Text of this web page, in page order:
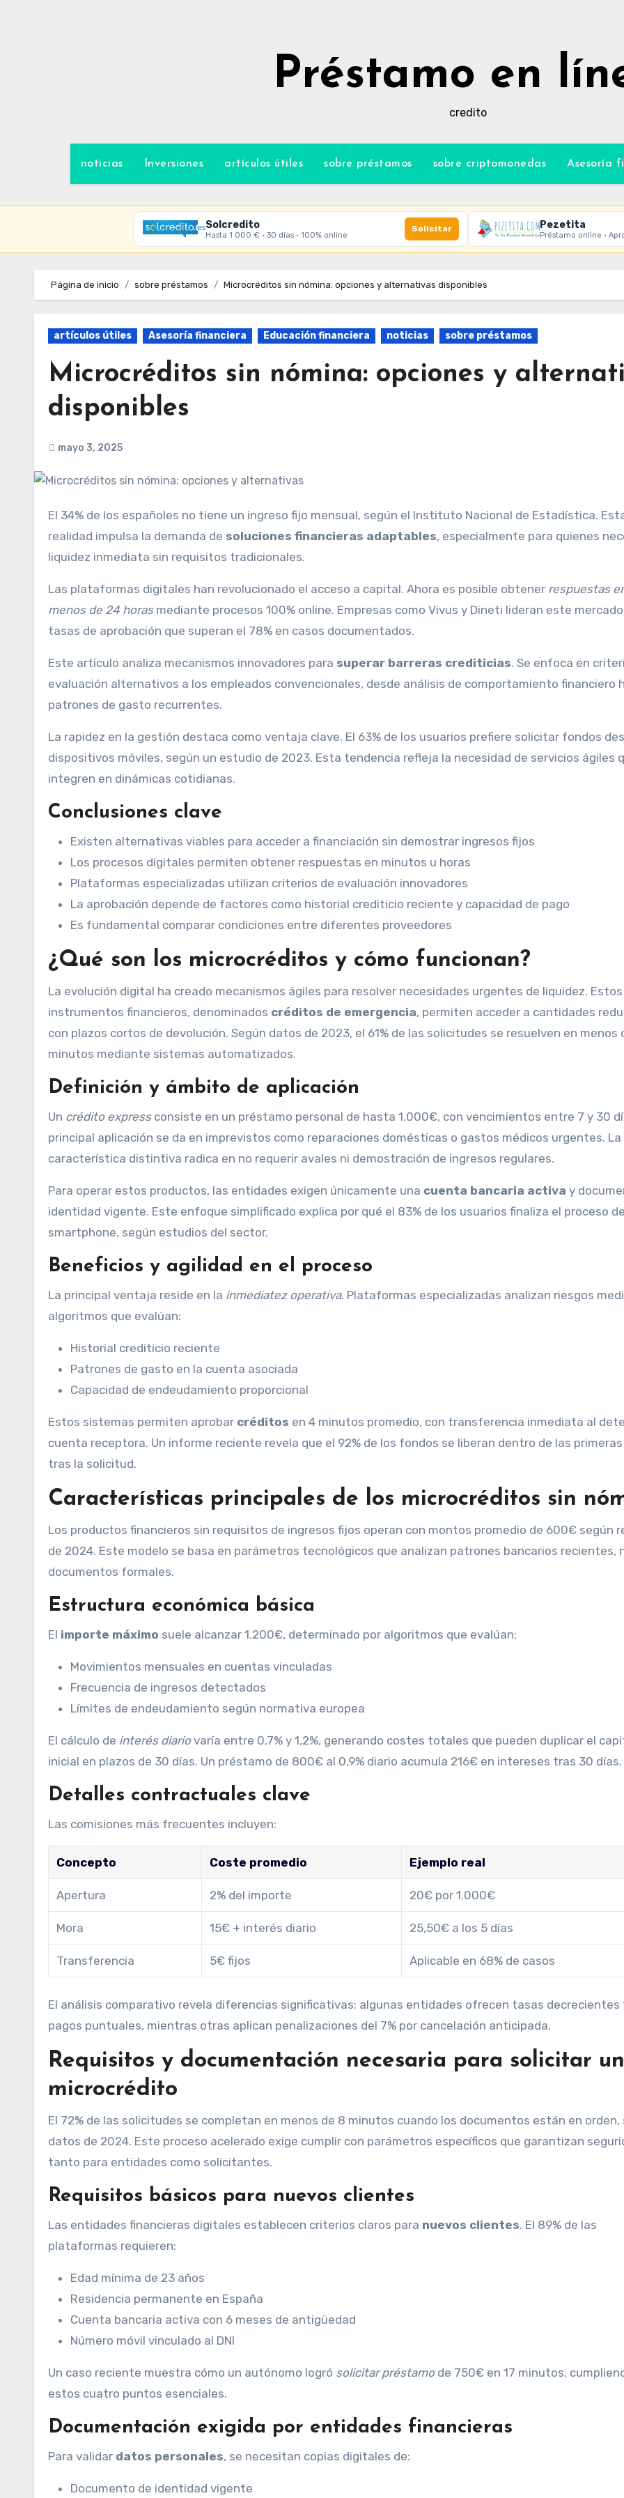
Préstamo en
credito
noticias Inversiones artículos útiles sobre préstamos sobre criptomonedas Asesoría
Solcredito
Hasta 1 000 € · 30 días · 100% online
Solicitar Pezetita
Préstamo online ·
Página de inicio sobre préstamos Microcréditos sin nómina: opciones y alternativas disponibles
artículos útiles Asesoría financiera Educación financiera noticias sobre préstamos
Microcréditos sin nómina: opciones y
disponibles
mayo 3, 2025
El 34% de los españoles no tiene un ingreso fijo mensual, según el Instituto Nacional de Estadística. Esta
realidad impulsa la demanda de soluciones financieras adaptables, especialmente para quienes
liquidez inmediata sin requisitos tradicionales.
Las plataformas digitales han revolucionado el acceso a capital. Ahora es posible obtener respuestas
menos de 24 horasmediante procesos 100% online. Empresas como Vivus y Dineti lideran este
tasas de aprobación que superan el 78% en casos documentados.
Este artículo analiza mecanismos innovadores para superar barreras crediticias. Se enfoca en
evaluación alternativos a los empleados convencionales, desde análisis de comportamiento financiero
patrones de gasto recurrentes.
La rapidez en la gestión destaca como ventaja clave. El 63% de los usuarios prefiere solicitar fondos
dispositivos móviles, según un estudio de 2023. Esta tendencia refleja la necesidad de servicios ágiles
integren en dinámicas cotidianas.
Conclusiones clave
Existen alternativas viables para acceder a financiación sin demostrar ingresos fijos
Los procesos digitales permiten obtener respuestas en minutos u horas
Plataformas especializadas utilizan criterios de evaluación innovadores
La aprobación depende de factores como historial crediticio reciente y capacidad de pago
Es fundamental comparar condiciones entre diferentes proveedores
¿Qué son los microcréditos y cómo funcionan?
La evolución digital ha creado mecanismos ágiles para resolver necesidades urgentes de liquidez. Estos
instrumentos financieros, denominados créditos de emergencia, permiten acceder a cantidades
con plazos cortos de devolución. Según datos de 2023, el 61% de las solicitudes se resuelven en menos
minutos mediante sistemas automatizados.
Definición y ámbito de aplicación
Un crédito expressconsiste en un préstamo personal de hasta 1.000€, con vencimientos entre 7 y 30
principal aplicación se da en imprevistos como reparaciones domésticas o gastos médicos urgentes. La
característica distintiva radica en no requerir avales ni demostración de ingresos regulares.
Para operar estos productos, las entidades exigen únicamente una cuenta bancaria activa y
identidad vigente. Este enfoque simplificado explica por qué el 83% de los usuarios finaliza el proceso
smartphone, según estudios del sector.
Beneficios y agilidad en el proceso
La principal ventaja reside en la inmediatez operativa. Plataformas especializadas analizan riesgos
algoritmos que evalúan:
Historial crediticio reciente
Patrones de gasto en la cuenta asociada
Capacidad de endeudamiento proporcional
Estos sistemas permiten aprobar créditos en 4 minutos promedio, con transferencia inmediata al
cuenta receptora. Un informe reciente revela que el 92% de los fondos se liberan dentro de las
tras la solicitud.
Características principales de los microcréditos sin
Los productos financieros sin requisitos de ingresos fijos operan con montos promedio de 600€ según
de 2024. Este modelo se basa en parámetros tecnológicos que analizan patrones bancarios recientes,
documentos formales.
Estructura económica básica
El importe máximo suele alcanzar 1.200€, determinado por algoritmos que evalúan:
Movimientos mensuales en cuentas vinculadas
Frecuencia de ingresos detectados
Límites de endeudamiento según normativa europea
El cálculo de interés diariovaría entre 0,7% y 1,2%, generando costes totales que pueden duplicar el
inicial en plazos de 30 días. Un préstamo de 800€ al 0,9% diario acumula 216€ en intereses tras 30 días.
Detalles contractuales clave
Las comisiones más frecuentes incluyen:
Concepto Coste promedio Ejemplo real
Apertura 2% del importe 20€ por 1.000€
Mora 15€ + interés diario 25,50€ a los 5 días
Transferencia 5€ fijos Aplicable en 68% de casos
El análisis comparativo revela diferencias significativas: algunas entidades ofrecen tasas decrecientes
pagos puntuales, mientras otras aplican penalizaciones del 7% por cancelación anticipada.
Requisitos y documentación necesaria para solicitar un
microcrédito
El 72% de las solicitudes se completan en menos de 8 minutos cuando los documentos están en orden,
datos de 2024. Este proceso acelerado exige cumplir con parámetros específicos que garantizan
tanto para entidades como solicitantes.
Requisitos básicos para nuevos clientes
Las entidades financieras digitales establecen criterios claros para nuevos clientes. El 89% de las
plataformas requieren:
Edad mínima de 23 años
Residencia permanente en España
Cuenta bancaria activa con 6 meses de antigüedad
Número móvil vinculado al DNI
Un caso reciente muestra cómo un autónomo logró solicitar préstamode 750€ en 17 minutos,
estos cuatro puntos esenciales.
Documentación exigida por entidades financieras
Para validar datos personales, se necesitan copias digitales de:
Documento de identidad vigente